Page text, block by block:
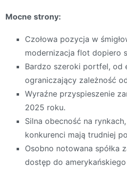
Mocne strony:
Czołowa pozycja w
modernizacja flot dopiero
Bardzo szeroki portfel, od
ograniczający zależność
Wyraźne przyspieszenie
2025 roku.
Silna obecność na
konkurenci mają trudniej
Osobno notowana spółka
dostęp do